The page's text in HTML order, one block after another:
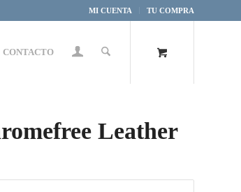
MI CUENTA TU COMPRA
CONTACTO
Leather